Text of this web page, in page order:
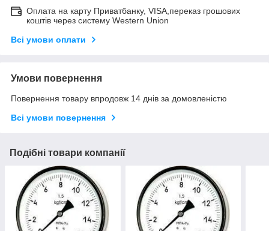
Оплата на карту Приватбанку, VISA,переказ грошових
коштів через систему Western Union
Всі умови оплати
Умови повернення
Повернення товару впродовж 14 днів за домовленістю
Всі умови повернення
Подібні товари компанії